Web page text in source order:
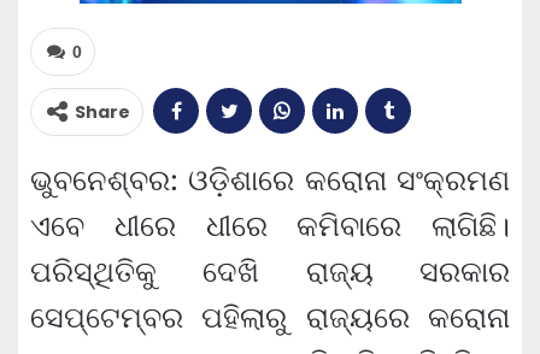
0
Share
ଭୁବନେଶ୍ବର: ଓଡ଼ିଶାରେ କରୋନା ସଂକ୍ରମଣ
ଏବେ ଧୀରେ ଧୀରେ କମିବାରେ ଲାଗିଛି।
ପରିସ୍ଥିତିକୁ ଦେଖି ରାଜ୍ୟ ସରକାର
ସେପ୍ଟେମ୍ବର ପହିଲାରୁ ରାଜ୍ୟରେ କରୋନା